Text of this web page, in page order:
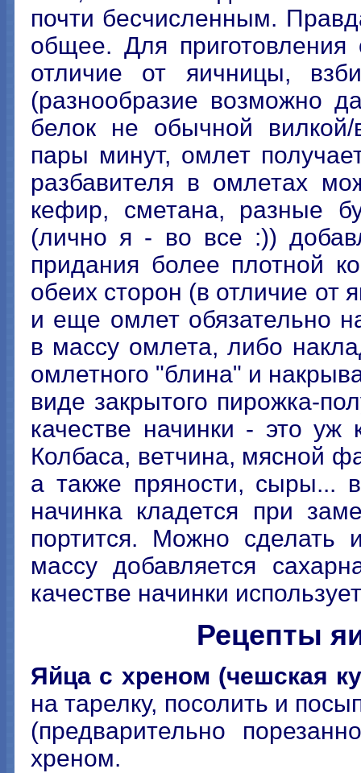
почти бесчисленным.
общее. Для
отличие от яичницы,
(разнообразие возможно
белок не обычной
пары минут, омлет
разбавителя в омлетах
кефир, сметана, разные
(лично я - во все :))
придания более плотной
обеих сторон (в отличие от
и еще омлет обязательно
в массу омлета, либо
омлетного "блина" и
виде закрытого пирожка-
качестве начинки - это
Колбаса, ветчина, мясной
а также пряности, сыры...
начинка кладется при
портится. Можно сделать
массу добавляется
качестве начинки
Рецепты
Яйца с хреном (чешская
на тарелку, посолить и
(предварительно
хреном.